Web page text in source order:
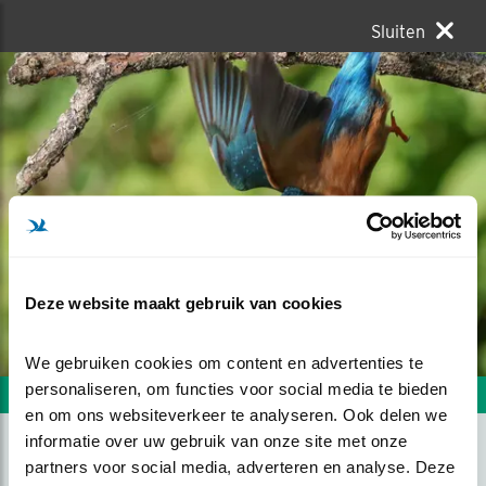
Deze website maakt gebruik van cookies
We gebruiken cookies om content en advertenties te
personaliseren, om functies voor social media te bieden
en om ons websiteverkeer te analyseren. Ook delen we
informatie over uw gebruik van onze site met onze
partners voor social media, adverteren en analyse. Deze
Sluiten
Volgende foto Vorige foto